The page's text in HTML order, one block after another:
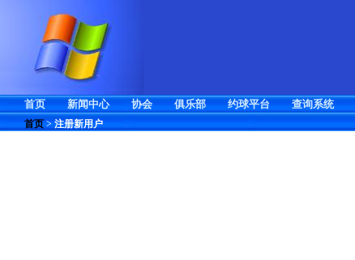
首页 新闻中心 协会 俱乐部 约球平台 查询系统
首页> 注册新用户